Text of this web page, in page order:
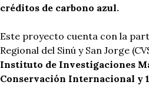
créditos de carbono azul.
Este proyecto cuenta con la
Regional del Sinú y San Jorge
Instituto de Investigaciones
Conservación Internacional y